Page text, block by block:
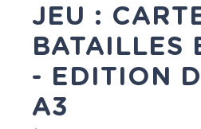
JEU :
BATAILLES
- EDITION
A3